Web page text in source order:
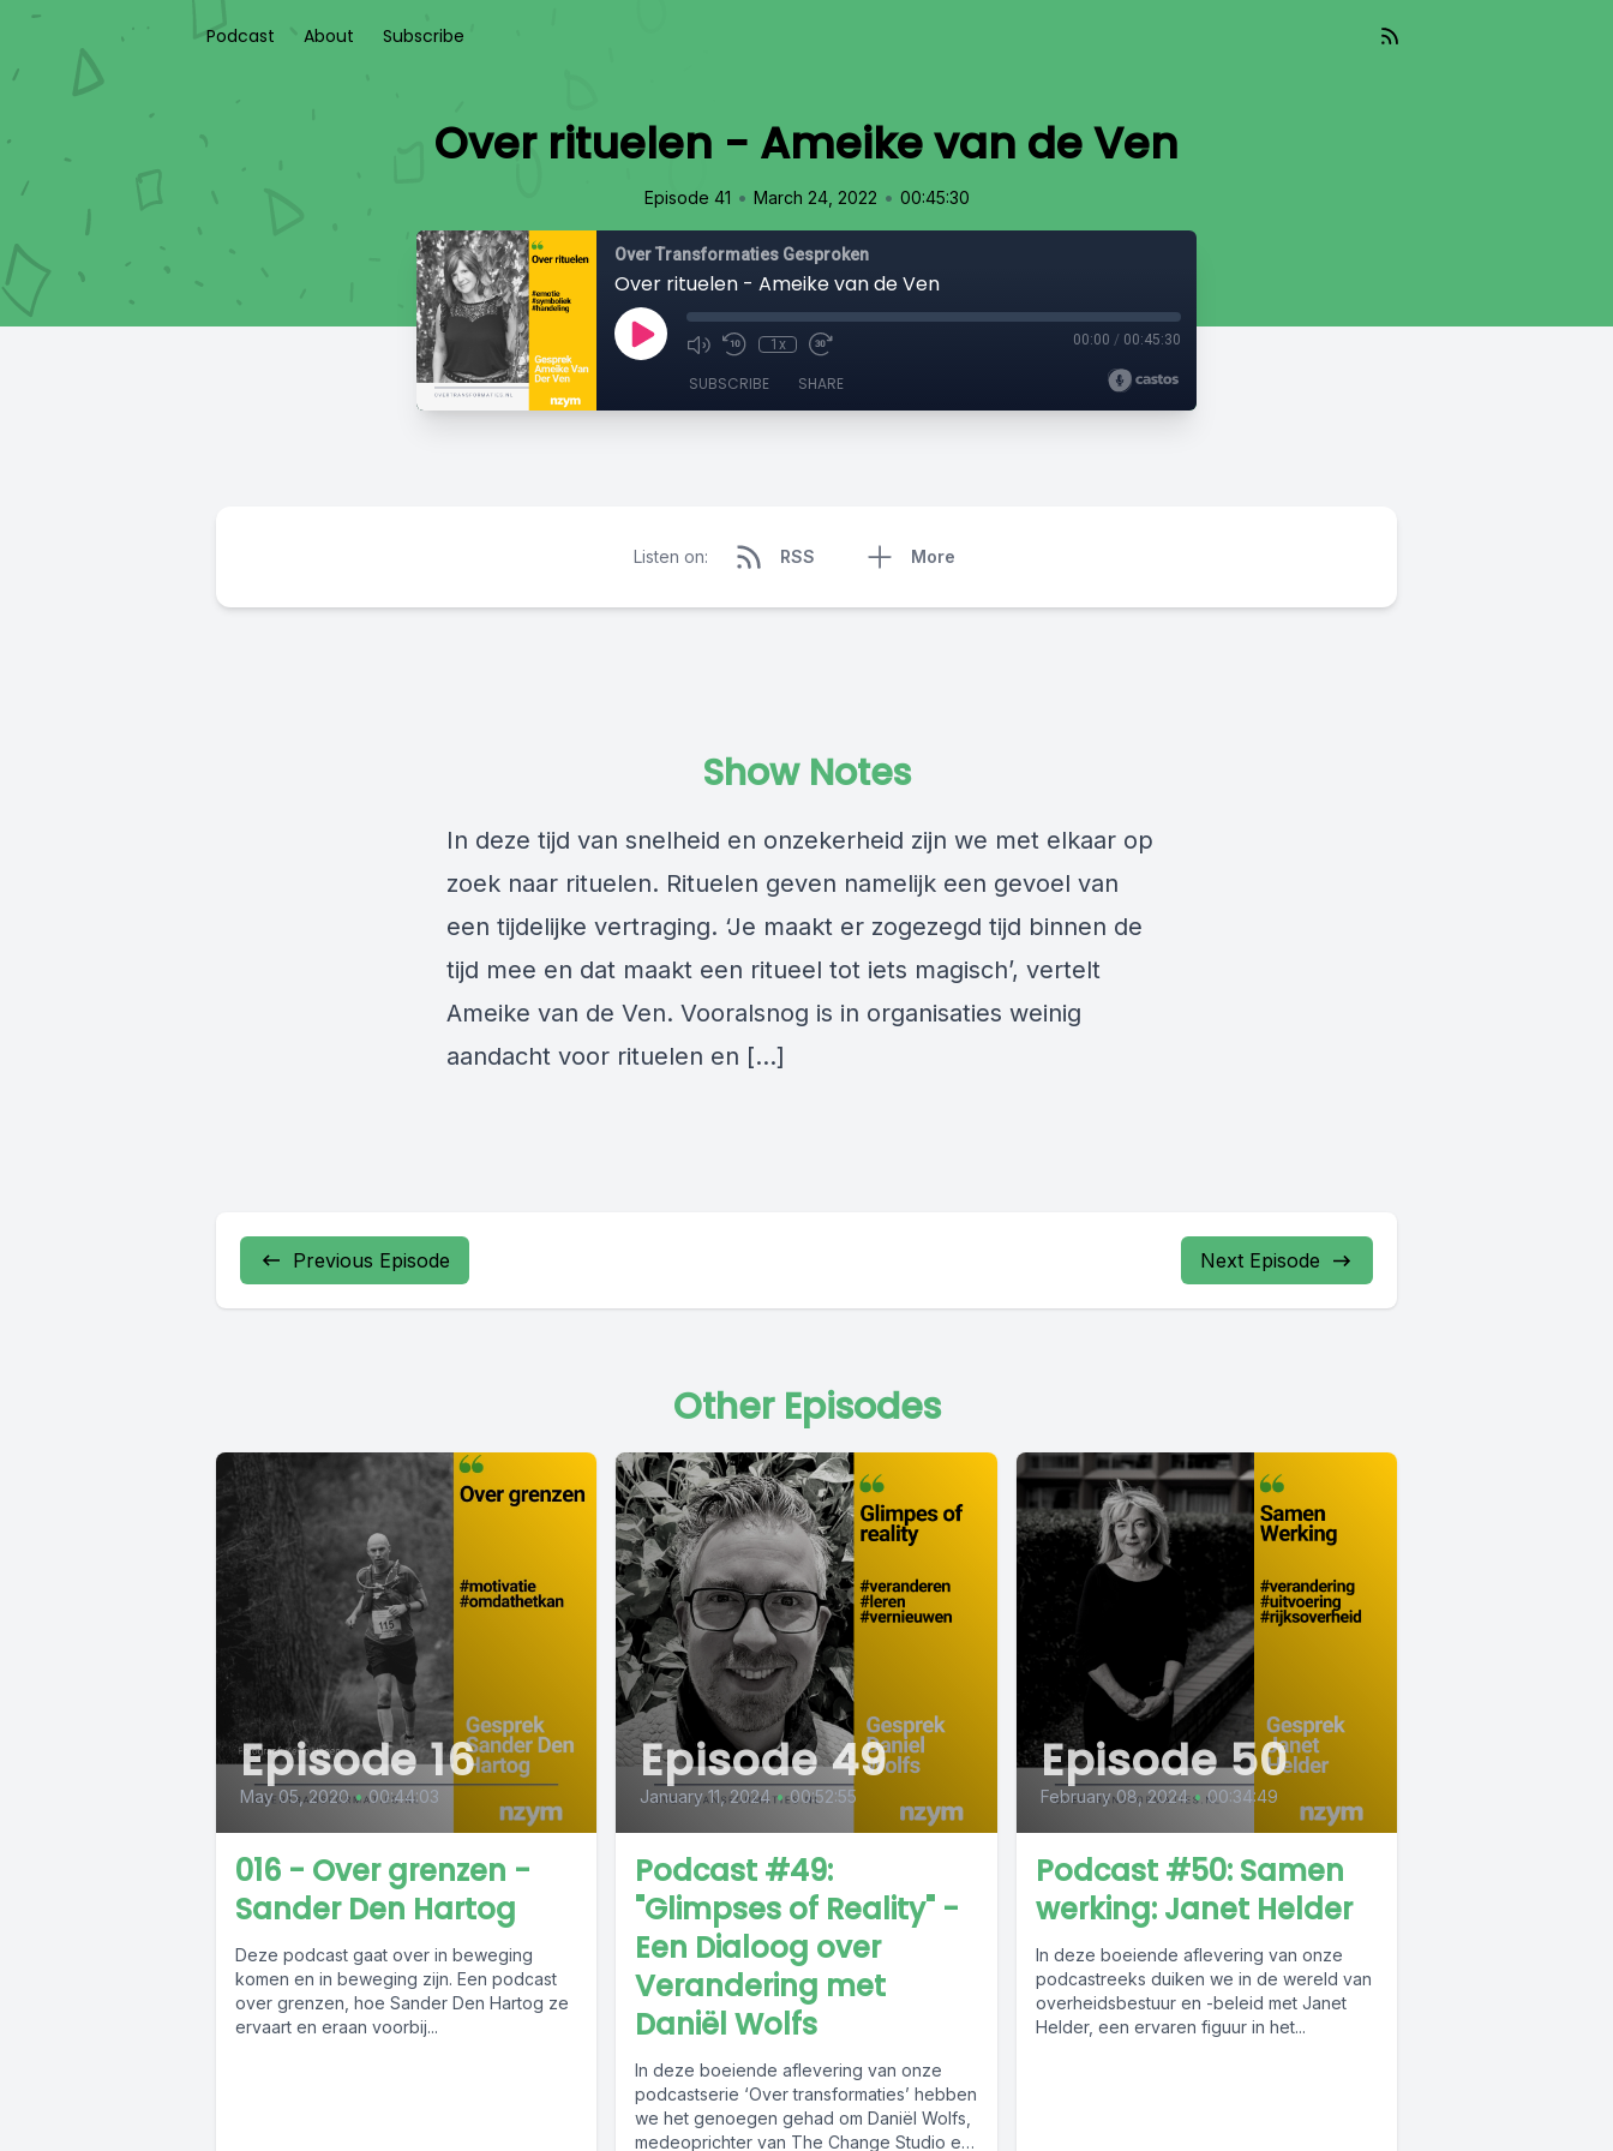
Podcast About Subscribe
Over rituelen - Ameike van de Ven
Episode 41 • March 24, 2022 • 00:45:30
Over Transformaties Gesproken
Over rituelen - Ameike van de Ven
1x 00:00 / 00:45:30
SUBSCRIBE SHARE
Listen on: RSS More
Show Notes
In deze tijd van snelheid en onzekerheid zijn we met elkaar op
zoek naar rituelen. Rituelen geven namelijk een gevoel van
een tijdelijke vertraging. ‘Je maakt er zogezegd tijd binnen de
tijd mee en dat maakt een ritueel tot iets magisch’, vertelt
Ameike van de Ven. Vooralsnog is in organisaties weinig
aandacht voor rituelen en […]
Previous Episode Next Episode
Other Episodes
Episode 16
May 05, 2020 • 00:44:03
016 - Over grenzen -
Sander Den Hartog
Deze podcast gaat over in beweging
komen en in beweging zijn. Een podcast
over grenzen, hoe Sander Den Hartog ze
ervaart en eraan voorbij...
Episode 49
January 11, 2024 • 00:52:55
Podcast #49:
"Glimpses of Reality" -
Een Dialoog over
Verandering met
Daniël Wolfs
In deze boeiende aflevering van onze
podcastserie ‘Over transformaties’ hebben
we het genoegen gehad om Daniël Wolfs,
medeoprichter van The Change Studio en
Episode 50
February 08, 2024 • 00:34:49
Podcast #50: Samen
werking: Janet Helder
In deze boeiende aflevering van onze
podcastreeks duiken we in de wereld van
overheidsbestuur en -beleid met Janet
Helder, een ervaren figuur in het...